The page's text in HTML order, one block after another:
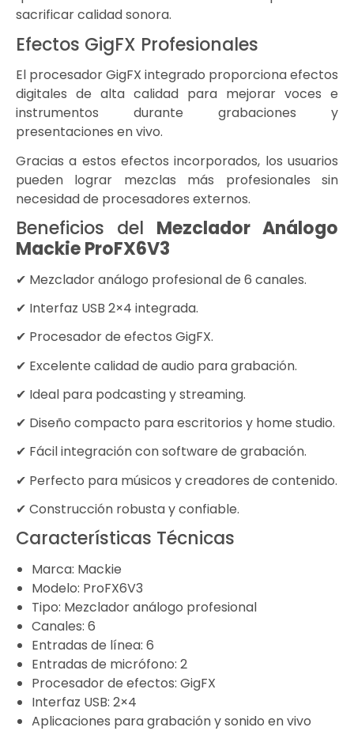
sacrificar calidad sonora.
Efectos GigFX Profesionales
El procesador GigFX integrado proporciona efectos
digitales de alta calidad para mejorar voces e
instrumentos durante grabaciones y
presentaciones en vivo.
Gracias a estos efectos incorporados, los usuarios
pueden lograr mezclas más profesionales sin
necesidad de procesadores externos.
Beneficios del Mezclador Análogo
Mackie ProFX6V3
✔ Mezclador análogo profesional de 6 canales.
✔ Interfaz USB 2×4 integrada.
✔ Procesador de efectos GigFX.
✔ Excelente calidad de audio para grabación.
✔ Ideal para podcasting y streaming.
✔ Diseño compacto para escritorios y home studio.
✔ Fácil integración con software de grabación.
✔ Perfecto para músicos y creadores de contenido.
✔ Construcción robusta y confiable.
Características Técnicas
Marca: Mackie
Modelo: ProFX6V3
Tipo: Mezclador análogo profesional
Canales: 6
Entradas de línea: 6
Entradas de micrófono: 2
Procesador de efectos: GigFX
Interfaz USB: 2×4
Aplicaciones para grabación y sonido en vivo